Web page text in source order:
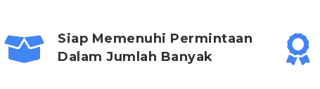
Siap Memenuhi Permintaan
Dalam Jumlah Banyak